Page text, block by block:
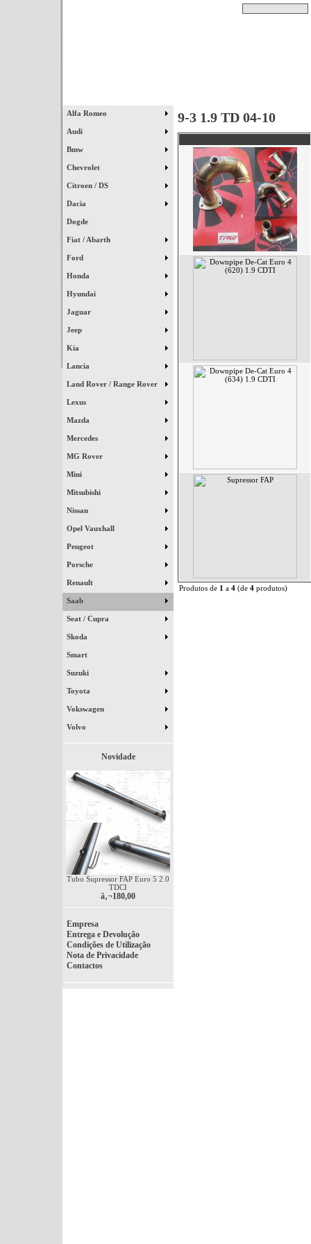
Alfa Romeo
Audi
Bmw
Chevrolet
Citroen / DS
Dacia
Dogde
Fiat / Abarth
Ford
Honda
Hyundai
Jaguar
Jeep
Kia
Lancia
Land Rover / Range Rover
Lexus
Mazda
Mercedes
MG Rover
Mini
Mitsubishi
Nissan
Opel Vauxhall
Peugeot
Porsche
Renault
Saab
Seat / Cupra
Skoda
Smart
Suzuki
Toyota
Vokswagen
Volvo
Novidade
Tubo Supressor FAP Euro 5 2.0
TDCI
â‚¬180,00
Empresa
Entrega e Devolução
Condições de Utilização
Nota de Privacidade
Contactos
9-3 1.9 TD 04-10
Produtos de 1 a 4 (de 4 produtos)